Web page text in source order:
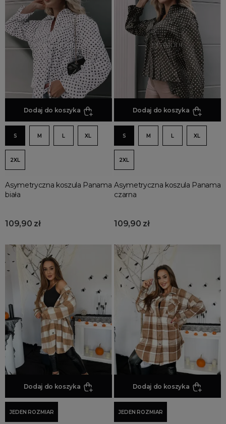
Letnie Uroczystości
Jesienne Uroczystości
Zimowe Uroczystości
HOT SALE
Produkty Tygodnia
Różowy Październik
Black Friday
Cyber Monday
Black Week
Wyprzedaż noworoczna
Dodaj do koszyka
S M L XL
2XL
Asymetryczna koszula Panama
biała
109,90 zł
Dodaj do koszyka
S M L XL
2XL
Asymetryczna koszula Panama
czarna
109,90 zł
Dodaj do koszyka
JEDEN ROZMIAR
Dodaj do koszyka
JEDEN ROZMIAR